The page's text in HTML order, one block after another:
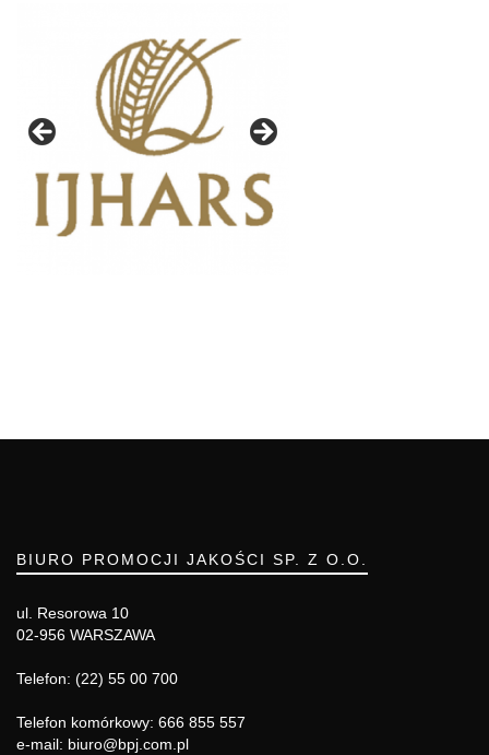
BIURO PROMOCJI JAKOŚCI SP. Z O.O.
ul. Resorowa 10
02-956 WARSZAWA
Telefon: (22) 55 00 700
Telefon komórkowy: 666 855 557
e-mail: biuro@bpj.com.pl